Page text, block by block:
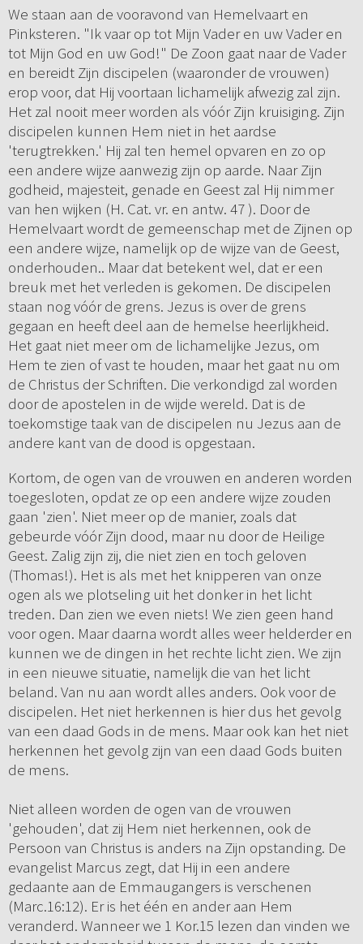
We staan aan de vooravond van Hemelvaart en
Pinksteren. "Ik vaar op tot Mijn Vader en uw Vader en
tot Mijn God en uw God!" De Zoon gaat naar de Vader
en bereidt Zijn discipelen (waaronder de vrouwen)
erop voor, dat Hij voortaan lichamelijk afwezig zal zijn.
Het zal nooit meer worden als vóór Zijn kruisiging. Zijn
discipelen kunnen Hem niet in het aardse
'terugtrekken.' Hij zal ten hemel opvaren en zo op
een andere wijze aanwezig zijn op aarde. Naar Zijn
godheid, majesteit, genade en Geest zal Hij nimmer
van hen wijken (H. Cat. vr. en antw. 47 ). Door de
Hemelvaart wordt de gemeenschap met de Zijnen op
een andere wijze, namelijk op de wijze van de Geest,
onderhouden.. Maar dat betekent wel, dat er een
breuk met het verleden is gekomen. De discipelen
staan nog vóór de grens. Jezus is over de grens
gegaan en heeft deel aan de hemelse heerlijkheid.
Het gaat niet meer om de lichamelijke Jezus, om
Hem te zien of vast te houden, maar het gaat nu om
de Christus der Schriften. Die verkondigd zal worden
door de apostelen in de wijde wereld. Dat is de
toekomstige taak van de discipelen nu Jezus aan de
andere kant van de dood is opgestaan.
Kortom, de ogen van de vrouwen en anderen worden
toegesloten, opdat ze op een andere wijze zouden
gaan 'zien'. Niet meer op de manier, zoals dat
gebeurde vóór Zijn dood, maar nu door de Heilige
Geest. Zalig zijn zij, die niet zien en toch geloven
(Thomas!). Het is als met het knipperen van onze
ogen als we plotseling uit het donker in het licht
treden. Dan zien we even niets! We zien geen hand
voor ogen. Maar daarna wordt alles weer helderder en
kunnen we de dingen in het rechte licht zien. We zijn
in een nieuwe situatie, namelijk die van het licht
beland. Van nu aan wordt alles anders. Ook voor de
discipelen. Het niet herkennen is hier dus het gevolg
van een daad Gods in de mens. Maar ook kan het niet
herkennen het gevolg zijn van een daad Gods buiten
de mens.
Niet alleen worden de ogen van de vrouwen
'gehouden', dat zij Hem niet herkennen, ook de
Persoon van Christus is anders na Zijn opstanding. De
evangelist Marcus zegt, dat Hij in een andere
gedaante aan de Emmaugangers is verschenen
(Marc.16:12). Er is het één en ander aan Hem
veranderd. Wanneer we 1 Kor.15 lezen dan vinden we